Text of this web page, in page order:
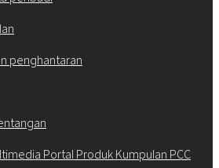
penghantaran
Portal Produk Kumpulan PCC